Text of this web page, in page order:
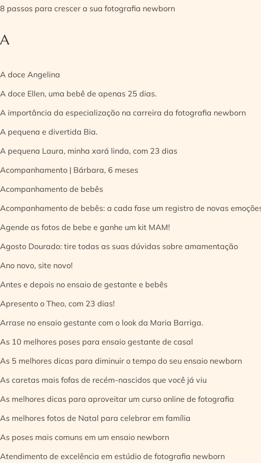
8 passos para crescer a sua fotografia newborn
A
A doce Angelina
A doce Ellen, uma bebê de apenas 25 dias.
A importância da especialização na carreira da fotografia newborn
A pequena e divertida Bia.
A pequena Laura, minha xará linda, com 23 dias
Acompanhamento | Bárbara, 6 meses
Acompanhamento de bebês
Acompanhamento de bebês: a cada fase um registro de novas
Agende as fotos de bebe e ganhe um kit MAM!
Agosto Dourado: tire todas as suas dúvidas sobre amamentação
Ano novo, site novo!
Antes e depois no ensaio de gestante e bebês
Apresento o Theo, com 23 dias!
Arrase no ensaio gestante com o look da Maria Barriga.
As 10 melhores poses para ensaio gestante de casal
As 5 melhores dicas para diminuir o tempo do seu ensaio newborn
As caretas mais fofas de recém-nascidos que você já viu
As melhores dicas para aproveitar um curso online de fotografia
As melhores fotos de Natal para celebrar em família
As poses mais comuns em um ensaio newborn
Atendimento de excelência em estúdio de fotografia newborn